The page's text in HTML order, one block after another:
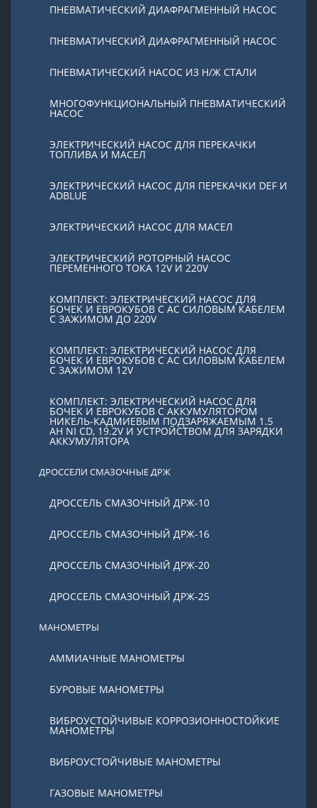
ПНЕВМАТИЧЕСКИЙ ДИАФРАГМЕННЫЙ НАСОС
ПНЕВМАТИЧЕСКИЙ ДИАФРАГМЕННЫЙ НАСОС
ПНЕВМАТИЧЕСКИЙ НАСОС ИЗ Н/Ж СТАЛИ
МНОГОФУНКЦИОНАЛЬНЫЙ ПНЕВМАТИЧЕСКИЙ
НАСОС
ЭЛЕКТРИЧЕСКИЙ НАСОС ДЛЯ ПЕРЕКАЧКИ
ТОПЛИВА И МАСЕЛ
ЭЛЕКТРИЧЕСКИЙ НАСОС ДЛЯ ПЕРЕКАЧКИ DEF И
ADBLUE
ЭЛЕКТРИЧЕСКИЙ НАСОС ДЛЯ МАСЕЛ
ЭЛЕКТРИЧЕСКИЙ РОТОРНЫЙ НАСОС
ПЕРЕМЕННОГО ТОКА 12V И 220V
КОМПЛЕКТ: ЭЛЕКТРИЧЕСКИЙ НАСОС ДЛЯ
БОЧЕК И ЕВРОКУБОВ С AC СИЛОВЫМ КАБЕЛЕМ
С ЗАЖИМОМ ДО 220V
КОМПЛЕКТ: ЭЛЕКТРИЧЕСКИЙ НАСОС ДЛЯ
БОЧЕК И ЕВРОКУБОВ С AC СИЛОВЫМ КАБЕЛЕМ
С ЗАЖИМОМ 12V
КОМПЛЕКТ: ЭЛЕКТРИЧЕСКИЙ НАСОС ДЛЯ
БОЧЕК И ЕВРОКУБОВ С АККУМУЛЯТОРОМ
НИКЕЛЬ-КАДМИЕВЫМ ПОДЗАРЯЖАЕМЫМ 1.5
AH NI CD, 19.2V И УСТРОЙСТВОМ ДЛЯ ЗАРЯДКИ
АККУМУЛЯТОРА
ДРОССЕЛИ СМАЗОЧНЫЕ ДРЖ
ДРОССЕЛЬ СМАЗОЧНЫЙ ДРЖ-10
ДРОССЕЛЬ СМАЗОЧНЫЙ ДРЖ-16
ДРОССЕЛЬ СМАЗОЧНЫЙ ДРЖ-20
ДРОССЕЛЬ СМАЗОЧНЫЙ ДРЖ-25
МАНОМЕТРЫ
АММИАЧНЫЕ МАНОМЕТРЫ
БУРОВЫЕ МАНОМЕТРЫ
ВИБРОУСТОЙЧИВЫЕ КОРРОЗИОННОСТОЙКИЕ
МАНОМЕТРЫ
ВИБРОУСТОЙЧИВЫЕ МАНОМЕТРЫ
ГАЗОВЫЕ МАНОМЕТРЫ